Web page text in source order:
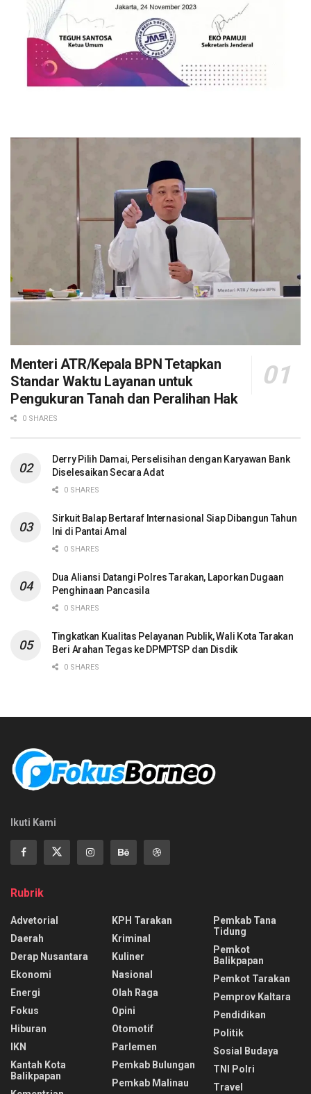
Menteri ATR/Kepala BPN Tetapkan
Standar Waktu Layanan untuk
Pengukuran Tanah dan Peralihan Hak
0 SHARES
Derry Pilih Damai, Perselisihan dengan Karyawan Bank
Diselesaikan Secara Adat
0 SHARES
Sirkuit Balap Bertaraf Internasional Siap Dibangun Tahun
Ini di Pantai Amal
0 SHARES
Dua Aliansi Datangi Polres Tarakan, Laporkan Dugaan
Penghinaan Pancasila
0 SHARES
Tingkatkan Kualitas Pelayanan Publik, Wali Kota Tarakan
Beri Arahan Tegas ke DPMPTSP dan Disdik
0 SHARES
Ikuti Kami
Rubrik
Advetorial
Daerah
Derap Nusantara
Ekonomi
Energi
Fokus
Hiburan
IKN
Kantah Kota
Balikpapan
KPH Tarakan
Kriminal
Kuliner
Nasional
Olah Raga
Opini
Otomotif
Parlemen
Pemkab Bulungan
Pemkab Malinau
Pemkab Tana
Tidung
Pemkot
Balikpapan
Pemkot Tarakan
Pemprov Kaltara
Pendidikan
Politik
Sosial Budaya
TNI Polri
Travel